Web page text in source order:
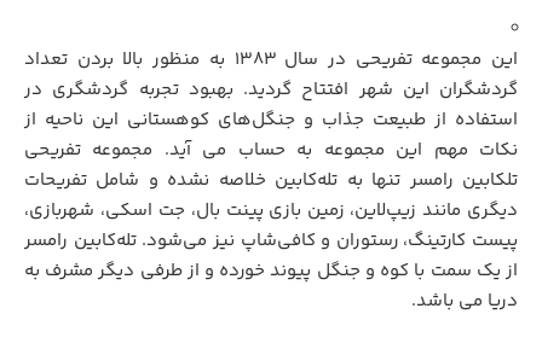
این مجموعه تفریحی در سال ۱۳۸۳ به منظور بالا بردن تعداد
گردشگران این شهر افتتاح گردید. بهبود تجربه گردشگری در
استفاده از طبیعت جذاب و جنگل‌های کوهستانی این ناحیه از
نکات مهم این مجموعه به حساب می آید. مجموعه تفریحی
تلکابین رامسر تنها به تله‌کابین خلاصه نشده و شامل تفریحات
دیگری مانند زیپ‌لاین، زمین بازی پینت بال، جت اسکی، شهربازی،
پیست کارتینگ، رستوران و کافی‌شاپ نیز می‌شود. تله‌کابین رامسر
از یک سمت با کوه و جنگل پیوند خورده و از طرفی دیگر مشرف به
دریا می باشد.